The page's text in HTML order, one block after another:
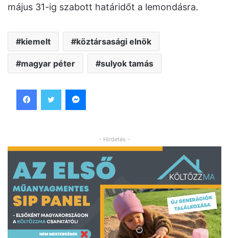
május 31-ig szabott határidőt a lemondásra.
kiemelt köztársasági elnök
magyar péter sulyok tamás
- Hirdetés -